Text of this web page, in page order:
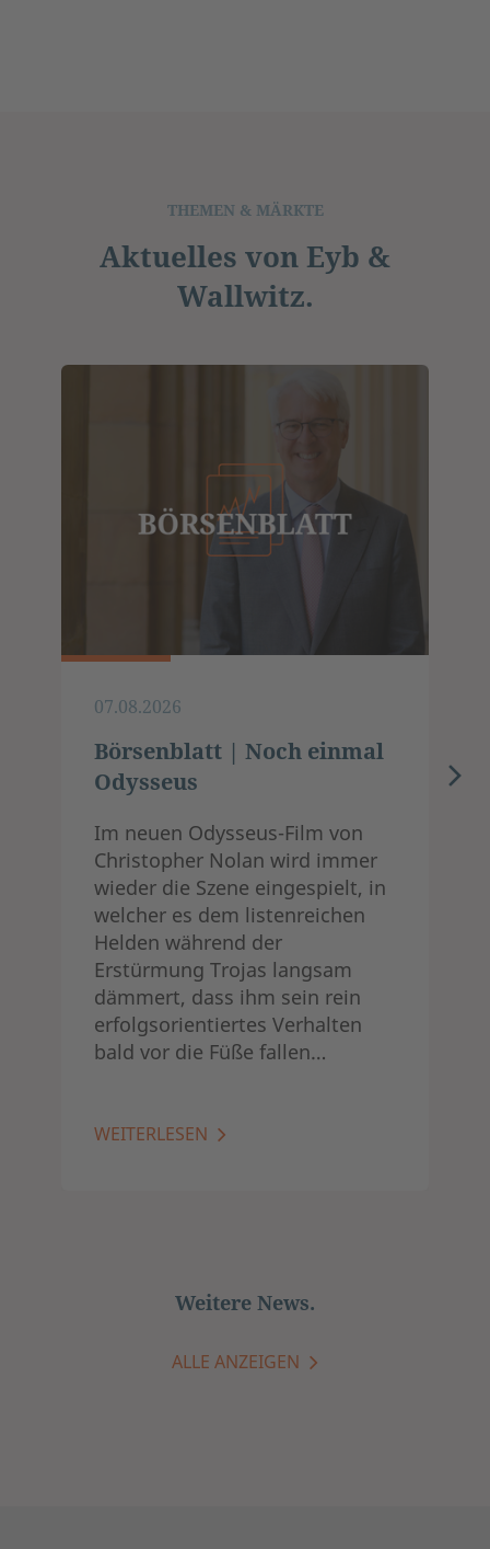
THEMEN & MÄRKTE
Aktuelles von Eyb &
Wallwitz.
07.08.2026
Börsenblatt | Noch einmal
Odysseus
Im neuen Odysseus-Film von
Christopher Nolan wird immer
wieder die Szene eingespielt, in
welcher es dem listenreichen
Helden während der
Erstürmung Trojas langsam
dämmert, dass ihm sein rein
erfolgsorientiertes Verhalten
bald vor die Füße fallen…
WEITERLESEN
Weitere News.
ALLE ANZEIGEN